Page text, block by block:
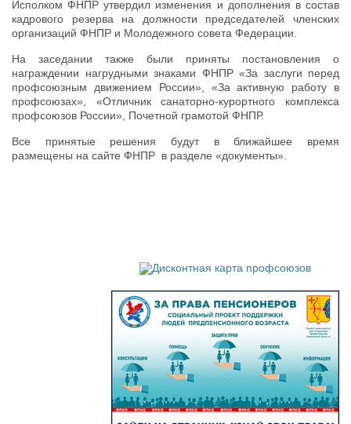
Исполком ФНПР утвердил изменения и дополнения в состав
кадрового резерва на должности председателей членских
организаций ФНПР и Молодежного совета Федерации.
На заседании также были приняты постановления о
награждении нагрудными знаками ФНПР «За заслуги перед
профсоюзным движением России», «За активную работу в
профсоюзах», «Отличник санаторно-курортного комплекса
профсоюзов России», Почетной грамотой ФНПР.
Все принятые решения будут в ближайшее время
размещены на сайте ФНПР в разделе «документы».